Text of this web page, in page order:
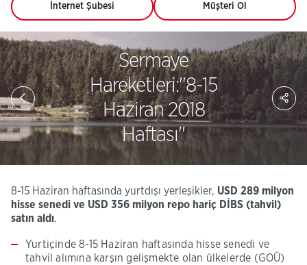
İnternet Şubesi
(Bu
sayfa
yeni
pencerede
açılacaktır)
Müşteri Ol
(Bu
sayfa
yeni
pencerede
açılacaktır)
Sermaye
Hareketleri:''8-15
Haziran 2018
Haftası''
8-15 Haziran haftasında yurtdışı yerleşikler, USD 289 milyon
hisse senedi ve USD 356 milyon repo hariç DİBS (tahvil)
satın aldı.
Yurtiçinde 8-15 Haziran haftasında hisse senedi ve
tahvil alımına karşın gelişmekte olan ülkelerde (GOÜ)